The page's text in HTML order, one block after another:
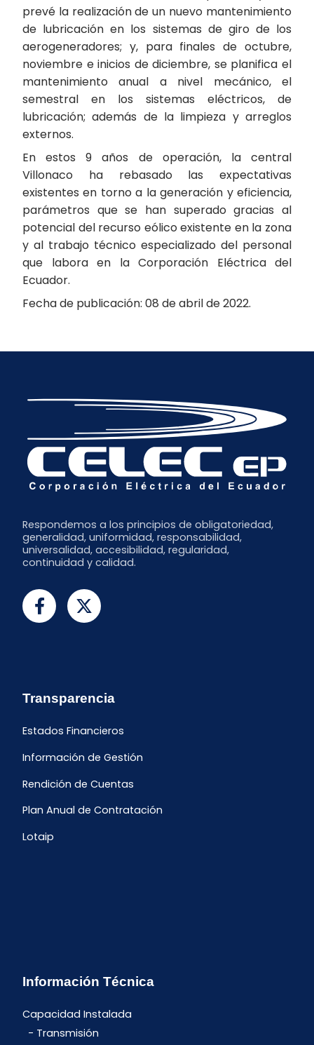
prevé la realización de un nuevo mantenimiento
de lubricación en los sistemas de giro de los
aerogeneradores; y, para finales de octubre,
noviembre e inicios de diciembre, se planifica el
mantenimiento anual a nivel mecánico, el
semestral en los sistemas eléctricos, de
lubricación; además de la limpieza y arreglos
externos.
En estos 9 años de operación, la central
Villonaco ha rebasado las expectativas
existentes en torno a la generación y eficiencia,
parámetros que se han superado gracias al
potencial del recurso eólico existente en la zona
y al trabajo técnico especializado del personal
que labora en la Corporación Eléctrica del
Ecuador.
Fecha de publicación: 08 de abril de 2022.
Respondemos a los principios de obligatoriedad,
generalidad, uniformidad, responsabilidad,
universalidad, accesibilidad, regularidad,
continuidad y calidad.
Transparencia
Estados Financieros
Información de Gestión
Rendición de Cuentas
Plan Anual de Contratación
Lotaip
Información Técnica
Capacidad Instalada
Transmisión